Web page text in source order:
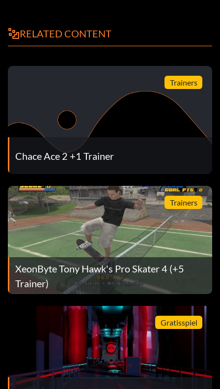
RELATED CONTENT
Trainers
Chace Ace 2 +1 Trainer
Trainers
XeonByte Tony Hawk's Pro Skater 4 (+5
Trainer)
Gratisspiel